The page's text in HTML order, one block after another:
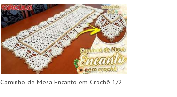
Caminho de Mesa Encanto em Crochê 1/2